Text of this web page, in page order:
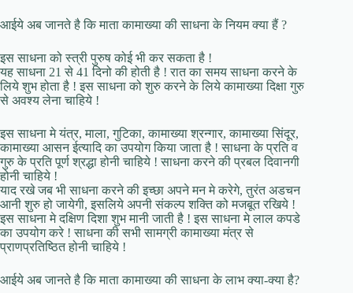
आईये अब जानते है कि माता कामाख्या की साधना के नियम क्या हैं ?
इस साधना को स्त्री पुरुष कोई भी कर सकता है !
यह साधना 21 से 41 दिनो की होती है ! रात का समय साधना करने के
लिये शुभ होता है ! इस साधना को शुरु करने के लिये कामाख्या दिक्षा गुरु
से अवश्य लेना चाहिये !
इस साधना मे यंत्र, माला, गुटिका, कामाख्या श्रन्गार, कामाख्या सिंदूर,
कामाख्या आसन ईत्यादि का उपयोग किया जाता है ! साधना के प्रति व
गुरु के प्रति पूर्ण श्रद्धा होनी चाहिये ! साधना करने की प्रबल दिवानगी
होनी चाहिये !
याद रखे जब भी साधना करने की इच्छा अपने मन मे करेगे, तुरंत अडचन
आनी शुरु हो जायेगी, इसलिये अपनी संकल्प शक्ति को मजबूत रखिये !
इस साधना मे दक्षिण दिशा शुभ मानी जाती है ! इस साधना मे लाल कपडे
का उपयोग करे ! साधना की सभी सामग्री कामाख्या मंत्र से
प्राणप्रतिष्ठित होनी चाहिये !
आईये अब जानते है कि माता कामाख्या की साधना के लाभ क्या-क्या है?